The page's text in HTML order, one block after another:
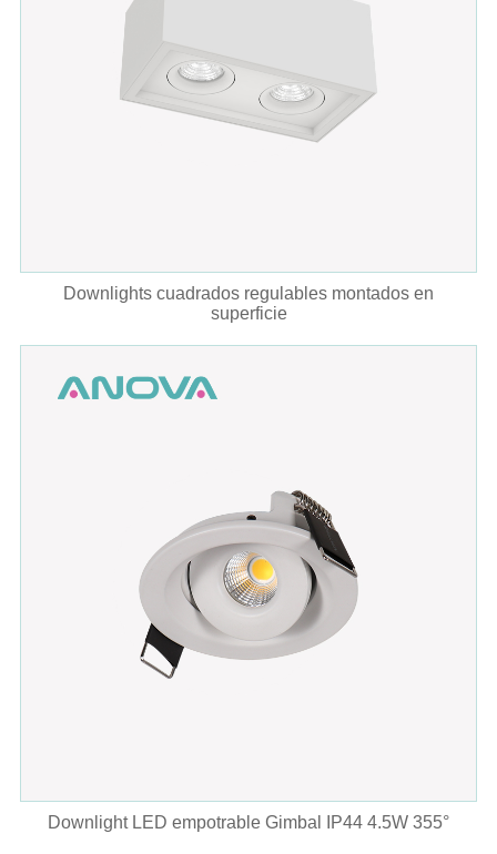
Downlights cuadrados regulables montados en
superficie
Downlight LED empotrable Gimbal IP44 4.5W 355°